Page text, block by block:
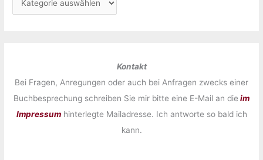
Kontakt
Bei Fragen, Anregungen oder auch bei Anfragen zwecks einer
Buchbesprechung schreiben Sie mir bitte eine E-Mail an die im
Impressumhinterlegte Mailadresse. Ich antworte so bald ich
kann.